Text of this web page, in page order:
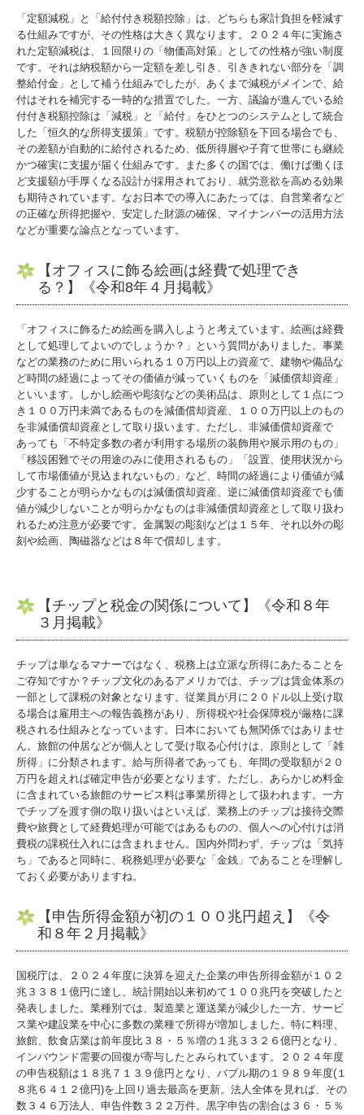
TKCシステムQ&A
経営革新等支援機関とは
経営改善オンデマンド講座
経営者の四季
「定額減税」と「給付付き税額控除」は、どちらも家計負担を軽減す
る仕組みですが、その性格は大きく異なります。２０２４年に実施さ
れた定額減税は、１回限りの「物価高対策」としての性格が強い制度
です。それは納税額から一定額を差し引き、引ききれない部分を「調
整給付金」として補う仕組みでしたが、あくまで減税がメインで、給
付はそれを補完する一時的な措置でした。一方、議論が進んでいる給
付付き税額控除は「減税」と「給付」をひとつのシステムとして統合
した「恒久的な所得支援策」です。税額が控除額を下回る場合でも、
その差額が自動的に給付されるため、低所得層や子育て世帯にも継続
かつ確実に支援が届く仕組みです。また多くの国では、働けば働くほ
ど支援額が手厚くなる設計が採用されており、就労意欲を高める効果
も期待されています。なお日本での導入にあたっては、自営業者など
の正確な所得把握や、安定した財源の確保、マイナンバーの活用方法
などが重要な論点となっています。
【オフィスに飾る絵画は経費で処理でき
る？ 】《令和8年４月掲載》
「オフィスに飾るため絵画を購入しようと考えています。絵画は経費
として処理してよいのでしょうか？」という質問がありました。事業
などの業務のために用いられる１０万円以上の資産で、建物や備品な
ど時間の経過によってその価値が減っていくものを「減価償却資産」
といいます。しかし絵画や彫刻などの美術品は、原則として１点につ
き１００万円未満であるものを減価償却資産、１００万円以上のもの
を非減価償却資産として取り扱います。ただし、非減価償却資産で
あっても「不特定多数の者が利用する場所の装飾用や展示用のもの」
「移設困難でその用途のみに使用されるもの」「設置、使用状況から
して市場価値が見込まれないもの」など、時間の経過により価値が減
少することが明らかなものは減価償却資産、逆に減価償却資産でも価
値が減少しないことが明らかなものは非減価償却資産として取り扱わ
れるため注意が必要です。金属製の彫刻などは１５年、それ以外の彫
刻や絵画、陶磁器などは８年で償却します。
【チップと税金の関係について】《令和８年
３月掲載》
チップは単なるマナーではなく、税務上は立派な所得にあたることを
ご存知ですか？チップ文化のあるアメリカでは、チップは賃金体系の
一部として課税の対象となります。従業員が月に２０ドル以上受け取
る場合は雇用主への報告義務があり、所得税や社会保障税が厳格に課
税される仕組みとなっています。日本においても無関係ではありませ
ん。旅館の仲居などが個人として受け取る心付けは、原則として「雑
所得」に分類されます。給与所得者であっても、年間の受取額が２０
万円を超えれば確定申告が必要となります。ただし、あらかじめ料金
に含まれている旅館のサービス料は事業所得として扱われます。一方
でチップを渡す側の取り扱いはといえば、業務上のチップは接待交際
費や旅費として経費処理が可能ではあるものの、個人への心付けは消
費税の課税仕入れには含まれません。国内外問わず、チップは「気持
ち」であると同時に、税務処理が必要な「金銭」であることを理解し
ておく必要がありますね。
【申告所得金額が初の１００兆円超え】《令
和８年２月掲載》
国税庁は、２０２４年度に決算を迎えた企業の申告所得金額が１０２
兆３３８１億円に達し、統計開始以来初めて１００兆円を突破したと
発表しました。業種別では、製造業と運送業が減少した一方、サービ
ス業や建設業を中心に多数の業種で所得が増加しました。特に料理、
旅館、飲食店業は前年度比３８・５％増の１兆３３２６億円となり、
インバウンド需要の回復が寄与したとみられています。２０２４年度
の申告税額は１８兆７１３９億円となり、バブル期の１９８９年度(１
８兆６４１２億円)を上回り過去最高を更新。法人全体を見れば、その
数３４６万法人、申告件数３２２万件。黒字申告の割合は３６・５％